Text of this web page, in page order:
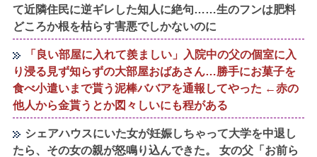
て近隣住民に逆ギレした知人に絶句……生のフンは肥料
どころか根を枯らす害悪でしかないのに
「良い部屋に入れて羨ましい」入院中の父の個室に入
り浸る見ず知らずの大部屋おばあさん…勝手にお菓子を
食べ小遣いまで貰う泥棒ババアを通報してやった ←赤の
他人から金貰うとか図々しいにも程がある
シェアハウスにいた女が妊娠しちゃって大学を中退し
たら、その女の親が怒鳴り込んできた。 女の父「お前ら